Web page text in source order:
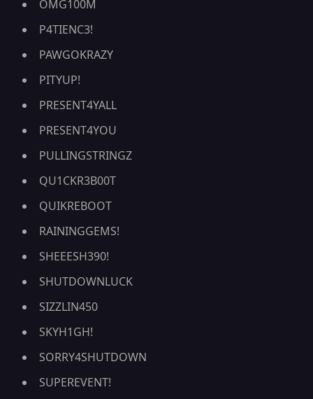
OMG100M
P4TIENC3!
PAWGOKRAZY
PITYUP!
PRESENT4YALL
PRESENT4YOU
PULLINGSTRINGZ
QU1CKR3B00T
QUIKREBOOT
RAININGGEMS!
SHEEESH390!
SHUTDOWNLUCK
SIZZLIN450
SKYH1GH!
SORRY4SHUTDOWN
SUPEREVENT!